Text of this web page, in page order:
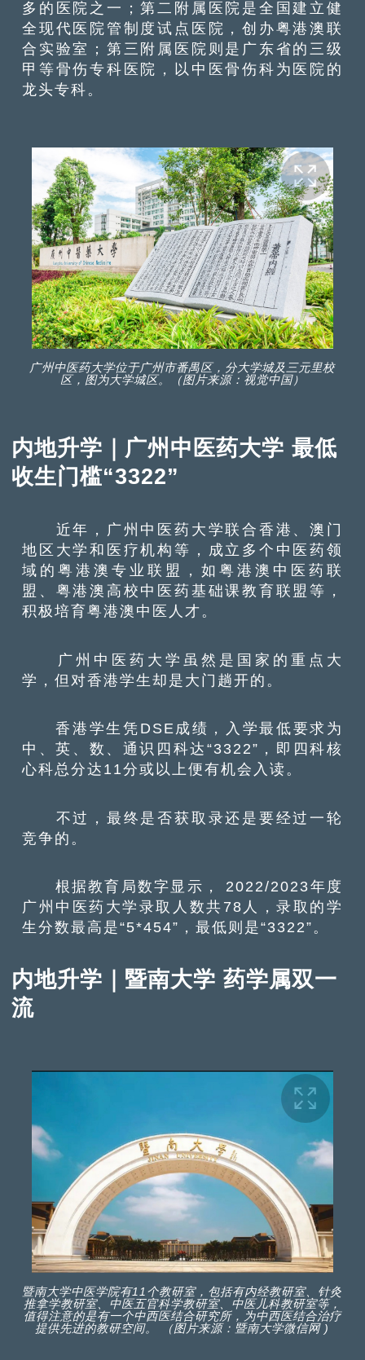
多的医院之一；第二附属医院是全国建立健
全现代医院管制度试点医院，创办粤港澳联
合实验室；第三附属医院则是广东省的三级
甲等骨伤专科医院，以中医骨伤科为医院的
龙头专科。
广州中医药大学位于广州市番禺区，分大学城及三元里校
区，图为大学城区。（图片来源：视觉中国）
内地升学｜广州中医药大学 最低
收生门槛“3322”
近年，广州中医药大学联合香港、澳门
地区大学和医疗机构等，成立多个中医药领
域的粤港澳专业联盟，如粤港澳中医药联
盟、粤港澳高校中医药基础课教育联盟等，
积极培育粤港澳中医人才。
广州中医药大学虽然是国家的重点大
学，但对香港学生却是大门趟开的。
香港学生凭DSE成绩，入学最低要求为
中、英、数、通识四科达“3322”，即四科核
心科总分达11分或以上便有机会入读。
不过，最终是否获取录还是要经过一轮
竞争的。
根据教育局数字显示， 2022/2023年度
广州中医药大学录取人数共78人，录取的学
生分数最高是“5*454”，最低则是“3322”。
内地升学｜暨南大学 药学属双一
流
暨南大学中医学院有11个教研室，包括有内经教研室、针灸
推拿学教研室、中医五官科学教研室、中医儿科教研室等，
值得注意的是有一个中西医结合研究所，为中西医结合治疗
提供先进的教研空间。 （图片来源：暨南大学微信网 )